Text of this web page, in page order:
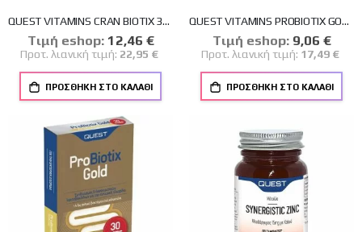
QUEST VITAMINS CRAN BIOTIX 30 κάψουλες
Tιμή eshop: Ειδική
Τιμή
12,46 €
Προτ. λιανική τιμή: 22,95 €
ΠΡΟΣΘΉΚΗ ΣΤΟ ΚΑΛΆΘΙ
QUEST VITAMINS PROBIOTIX GOLD 15 κάψουλες
Tιμή eshop: Ειδική
Τιμή
9,06 €
Προτ. λιανική τιμή: 17,49 €
ΠΡΟΣΘΉΚΗ ΣΤΟ ΚΑΛΆΘΙ